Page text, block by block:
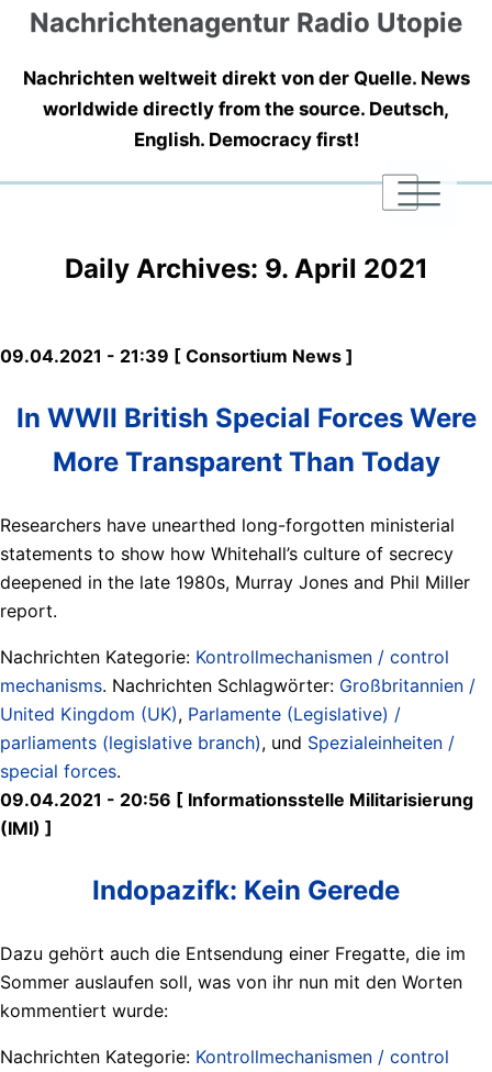
Nachrichtenagentur Radio Utopie
Nachrichten weltweit direkt von der Quelle. News
worldwide directly from the source. Deutsch,
English. Democracy first!
|
|
|
Daily Archives: 9. April 2021
09.04.2021 - 21:39 [ Consortium News ]
In WWII British Special Forces Were
More Transparent Than Today
Researchers have unearthed long-forgotten ministerial
statements to show how Whitehall’s culture of secrecy
deepened in the late 1980s, Murray Jones and Phil Miller
report.
Nachrichten Kategorie: Kontrollmechanismen / control
mechanisms. Nachrichten Schlagwörter: Großbritannien /
United Kingdom (UK), Parlamente (Legislative) /
parliaments (legislative branch), und Spezialeinheiten /
special forces.
09.04.2021 - 20:56 [ Informationsstelle Militarisierung
(IMI) ]
Indopazifk: Kein Gerede
Dazu gehört auch die Entsendung einer Fregatte, die im
Sommer auslaufen soll, was von ihr nun mit den Worten
kommentiert wurde:
Nachrichten Kategorie: Kontrollmechanismen / control